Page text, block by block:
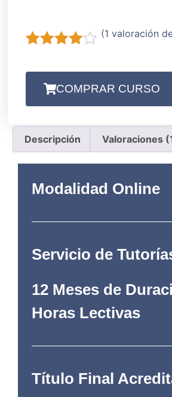
con4.00
de 5 en
base a
valoración
de un
cliente
(1 valoración
COMPRAR CURSO
Descripción Valoraciones
Modalidad Online
Servicio de
12 Meses de
Horas Lectivas
Título Final